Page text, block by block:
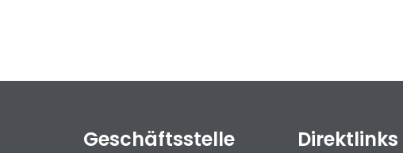
Geschäftsstelle Direktlinks